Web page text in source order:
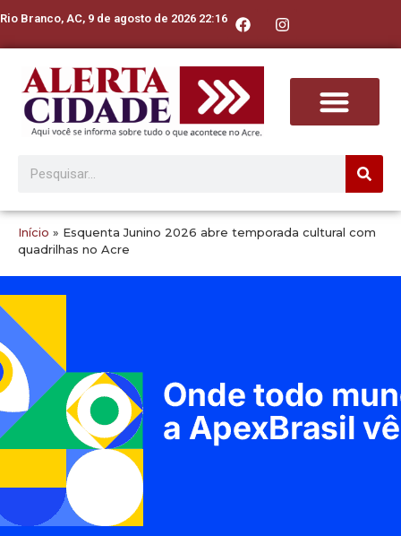
Rio Branco, AC, 9 de agosto de 2026 22:16
Início » Esquenta Junino 2026 abre temporada cultural com
quadrilhas no Acre